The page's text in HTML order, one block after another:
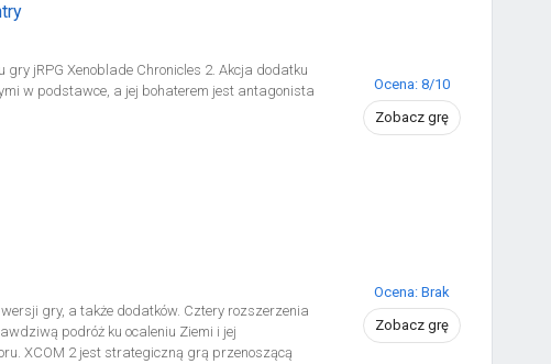
jRPG Xenoblade Chronicles 2. Akcja dodatku
w podstawce, a jej bohaterem jest antagonista
Ocena: 8/10
Zobacz grę
gry, a także dodatków. Cztery rozszerzenia
podróż ku ocaleniu Ziemi i jej
XCOM 2 jest strategiczną grą przenoszącą
Ocena: Brak
Zobacz grę